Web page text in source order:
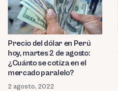
Precio del dólar en Perú
hoy, martes 2 de agosto:
¿Cuánto se cotiza en el
mercado paralelo?
2 agosto, 2022